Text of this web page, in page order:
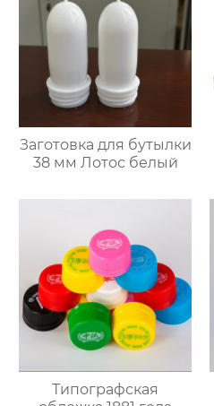
Заготовка для бутылки
38 мм Лотос белый
Типографская